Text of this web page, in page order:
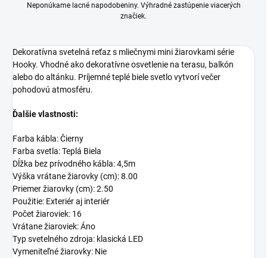
Neponúkame lacné napodobeniny. Výhradné zastúpenie viacerých
značiek.
Dekoratívna svetelná reťaz s mliečnymi mini žiarovkami série
Hooky. Vhodné ako dekoratívne osvetlenie na terasu, balkón
alebo do altánku. Príjemné teplé biele svetlo vytvorí večer
pohodovú atmosféru.
Ďalšie vlastnosti:
Farba kábla: Čierny
Farba svetla: Teplá Biela
Dĺžka bez prívodného kábla: 4,5m
Výška vrátane žiarovky (cm): 8.00
Priemer žiarovky (cm): 2.50
Použitie: Exteriér aj interiér
Počet žiaroviek: 16
Vrátane žiaroviek: Áno
Typ svetelného zdroja: klasická LED
Vymeniteľné žiarovky: Nie